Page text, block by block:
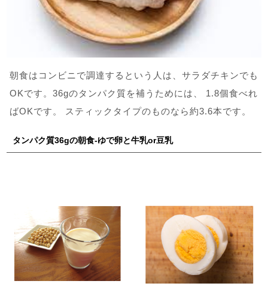
朝食はコンビニで調達するという人は、サラダチキンでも
OKです。36gのタンパク質を補うためには、 1.8個食べれ
ばOKです。 スティックタイプのものなら約3.6本です。
タンパク質36gの朝食-ゆで卵と牛乳or豆乳